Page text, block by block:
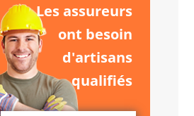
Les assureurs
ont besoin
d'artisans
qualifiés